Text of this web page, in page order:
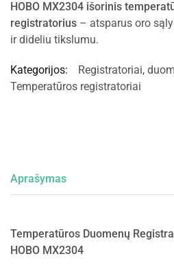
HOBO MX2304 išorinis
registratorius – atsparus oro
ir dideliu tikslumu.
Kategorijos: Registratoriai,
Temperatūros registratoriai
Aprašymas
Temperatūros Duomenų
HOBO MX2304